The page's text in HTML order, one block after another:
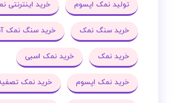
تولید نمک اپسوم خرید اینترنتی
خرید سنگ نمک خرید سنگ نمک
خرید نمک خرید نمک اسبی
خرید نمک اپسوم خرید نمک